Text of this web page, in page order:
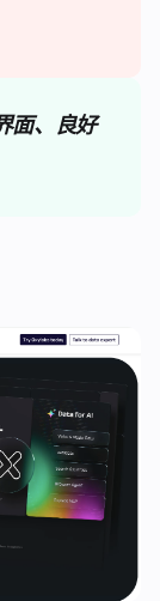
面、良好